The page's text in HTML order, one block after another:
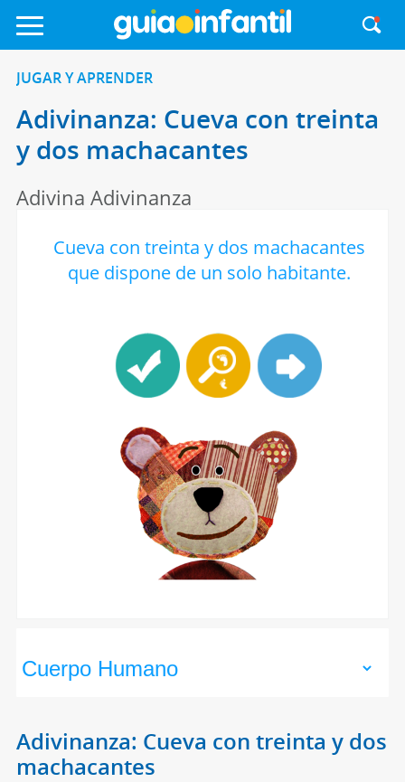
JUGAR Y APRENDER
Adivinanza: Cueva con treinta
y dos machacantes
Adivina Adivinanza
Cueva con treinta y dos machacantes
que dispone de un solo habitante.
Adivinanza: Cueva con treinta y dos
machacantes